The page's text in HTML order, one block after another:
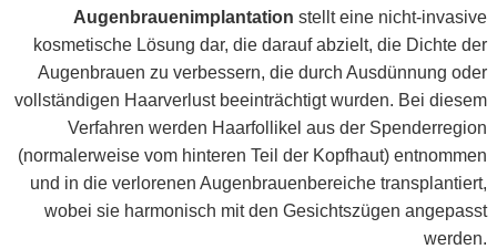
Augenbrauenimplantation stellt eine nicht-invasive
kosmetische Lösung dar, die darauf abzielt, die Dichte der
Augenbrauen zu verbessern, die durch Ausdünnung oder
vollständigen Haarverlust beeinträchtigt wurden. Bei diesem
Verfahren werden Haarfollikel aus der Spenderregion
(normalerweise vom hinteren Teil der Kopfhaut) entnommen
und in die verlorenen Augenbrauenbereiche transplantiert,
wobei sie harmonisch mit den Gesichtszügen angepasst
werden.